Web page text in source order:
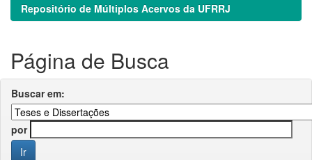
Repositório de Múltiplos Acervos da UFRRJ
Página de Busca
Buscar em:
por